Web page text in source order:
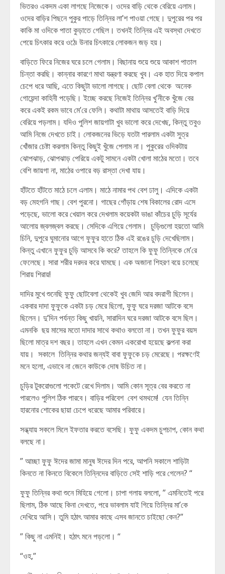
ভিতরও একদম একা লাগছে নিজেকে। ওদের বাড়ি থেকে বেরিয়ে এলাম।
ওদের বাড়ির পিছনে পুকুর পাড়ে তিন্নির লা’শ পাওয়া গেছে। দুপুরের পর পর
কাকি মা ওদিকে পাতা কুড়াতে গেছিল। তখনই তিন্নির এই অবস্থা দেখতে
পেয়ে চিৎকার করে ওঠে৷ উনার চিৎকারে লোকজন জড় হয়।
বাড়িতে ফিরে নিজের ঘরে চলে গেলাম। বিছানায় শুয়ে শুয়ে আকাশ পাতাল
চিন্তা করছি। কান্নার কারণে মাথা যন্ত্রণা করছে খুব। এক হাত দিয়ে কপাল
চেপে ধরে আছি, এতে কিছুটা ভালো লাগছে। ছোট বেলা থেকে অনেক
গোয়েন্দা কাহিনী পড়েছি। ইচ্ছে করছে নিজেই তিন্নির খু’নীকে খুঁজে বের
করে একই রকম ভাবে মে’রে ফেলি। কথাটা মাথায় আসতেই বাড়ি দিয়ে
বেরিয়ে পড়লাম। যদিও পুলিশ জায়গাটা খুব ভালো করে দেখেছ, কিন্তু তবুও
আমি নিজে দেখতে চাই। লোকজনের ভিড়ে যতটা পারলাম একটা সুত্র
খোঁজার চেষ্টা করলাম কিন্তু কিছুই খুঁজে পেলাম না। পুকুরের ওদিকটায়
ঝোপঝাড়, ঝোপঝাড় পেরিয়ে একটু সামনে একটা খোলা মাঠের মতো। তবে
বেশি জায়গা না, মাঠের ওপারে বড় রাস্তা দেখা যায়।
হাঁটতে হাঁটতে মাঠে চলে এলাম। মাঠে নামার পথ বেশ ঢালু। এদিকে একটা
বড় মেহগনি গাছ। বেশ পুরনো। গাছের গোঁড়ায় শেষ বিকালের রোদ এসে
পড়েছে, ভালো করে খেয়াল করে দেখলাম কয়েকটা ভাঙা কাঁচের চুড়ি সূর্যের
আলোয় জ্বলজ্বল করছে। সেদিকে এগিয়ে গেলাম। চুড়িগুলো হয়তো আমি
চিনি, দুপুরে ঘুমানোর আগে ফুফুর হাতে ঠিক এই রঙের চুড়ি দেখেছিলাম।
কিন্তু এখানে ফুফুর চুড়ি আসবে কি করে? তাহলে কি ফুফু তিন্নিকে মে’রে
ফেলেছে। সারা শরীর দরদর করে ঘামছে। এক অজানা শিহরণ বয়ে চলেছে
শিরায় শিরায়!
দাদির মুখে শুনেছি ফুফু ছোটবেলা থেকেই খুব জেদি আর বদরাগী ছিলেন।
একবার দাদা ফুফুকে একটা চড় মেরে ছিলো, ফুফু ঘরে দরজা আটকে বসে
ছিলেন। দু’দিন পর্যন্ত কিছু খায়নি, সারাদিন ঘরে দরজা আটকে বসে ছিল।
এমনকি ছয় মাসের মতো দাদার সাথে কথাও বলতো না। তখন ফুফুর বয়স
ছিলো মাত্র দশ বছর। তাহলে এখন কেমন একরোখা হয়েছে কল্পনা করা
যায়। সকালে তিন্নির কথার জন্যই বাবা ফুফুকে চড় মেরেছে। পরক্ষণেই
মনে হলো, এভাবে না জেনে কাউকে দোষ উচিত না।
চুড়ির টুকরোগুলো পকেটে রেখে দিলাম। আমি কোন সূত্র বের করতে না
পারলেও পুলিশ ঠিক পারবে। বাড়ির পরিবেশ বেশ থমথমে! যেন তিন্নি
হারনোর শোকের ছায়া চেপে ধরেছে আমার পরিবারে।
সন্ধ্যায় সকলে মিলে ইফতার করতে বসেছি। ফুফু একদম চুপচাপ, কোন কথা
বলছে না।
” আচ্ছা ফুফু ঈদের জামা মানুষ ঈদের দিন পরে, আপনি সকালে শাড়িটা
কিনতে না কিনতে বিকেলে তিন্নিদের বাড়িতে সেই শাড়ি পরে গেলেন? “
ফুফু তিন্নির কথা শুনে মিহিয়ে গেলো। চাপা গলায় বললো, ” এমনিতেই পরে
ছিলাম, ঠিক আছে কিনা দেখতে, পরে ভাবলাম যাই গিয়ে তিন্নির মা’কে
দেখিয়ে আসি। তুমি হঠাৎ আমার কাছে এসব জানতে চাইছো কেন?”
” কিছু না এমনিই। হঠাৎ মনে পড়লো। “
“ওহ,”